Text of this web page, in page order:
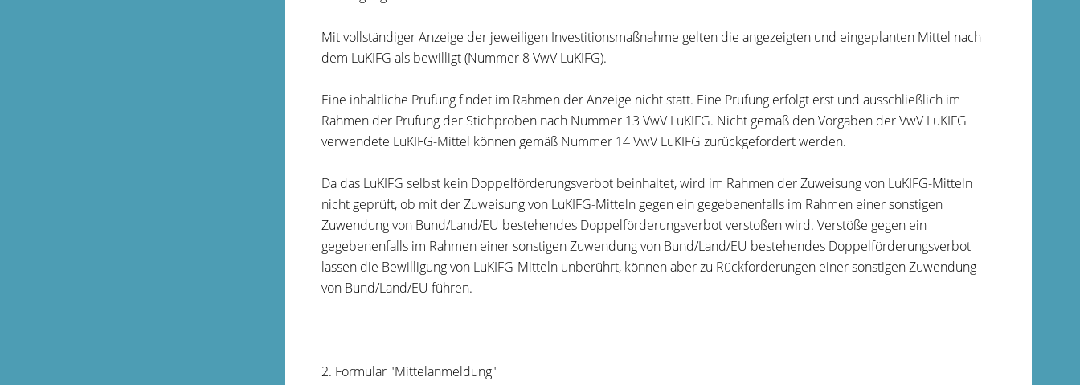
Mit vollständiger Anzeige der jeweiligen Investitionsmaßnahme gelten die angezeigten und eingeplanten Mittel nach
dem LuKIFG als bewilligt (Nummer 8 VwV LuKIFG).
Eine inhaltliche Prüfung findet im Rahmen der Anzeige nicht statt. Eine Prüfung erfolgt erst und ausschließlich im
Rahmen der Prüfung der Stichproben nach Nummer 13 VwV LuKIFG. Nicht gemäß den Vorgaben der VwV LuKIFG
verwendete LuKIFG-Mittel können gemäß Nummer 14 VwV LuKIFG zurückgefordert werden.
Da das LuKIFG selbst kein Doppelförderungsverbot beinhaltet, wird im Rahmen der Zuweisung von LuKIFG-Mitteln
nicht geprüft, ob mit der Zuweisung von LuKIFG-Mitteln gegen ein gegebenenfalls im Rahmen einer sonstigen
Zuwendung von Bund/Land/EU bestehendes Doppelförderungsverbot verstoßen wird. Verstöße gegen ein
gegebenenfallsim Rahmen einer sonstigen Zuwendung von Bund/Land/EU bestehendes Doppelförderungsverbot
lassen die Bewilligung von LuKIFG-Mitteln unberührt, können aber zu Rückforderungen einer sonstigen Zuwendung
von Bund/Land/EU führen.
2. Formular "Mittelanmeldung"